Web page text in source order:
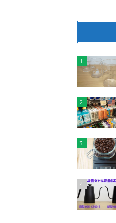
1
2
3
4